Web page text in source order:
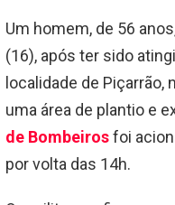
Um homem, de 56
(16), após ter sido
localidade de Piçarrão,
uma área de plantio e
de Bombeirosfoi
por volta das 14h.